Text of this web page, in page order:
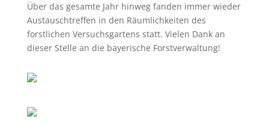
Über das gesamte Jahr hinweg fanden immer wieder
Austauschtreffen in den Räumlichkeiten des
forstlichen Versuchsgartens statt. Vielen Dank an
dieser Stelle an die bayerische Forstverwaltung!